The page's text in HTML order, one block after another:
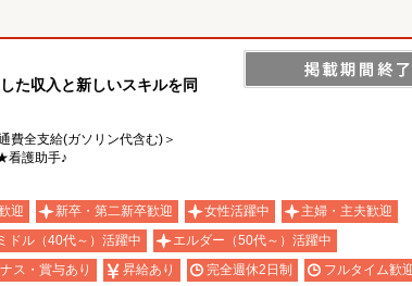
た収入と新しいスキルを同
全支給(ガソリン代含む)＞
看護助手♪
迎 新卒・第二新卒歓迎 女性活躍中
主婦・主夫歓迎
ミドル（40代～）活躍中
エルダー（50代～）活躍中
ス・賞与あり 昇給あり 完全週休2日制
フルタイム歓